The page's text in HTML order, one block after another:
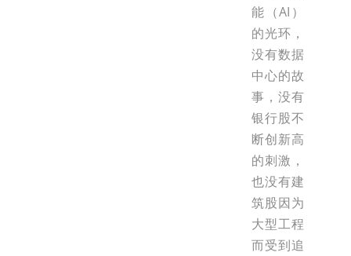
能（AI）
的光环，
没有数据
中心的故
事，没有
银行股不
断创新高
的刺激，
也没有建
筑股因为
大型工程
而受到追